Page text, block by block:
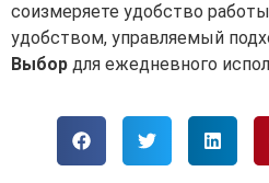
соизмеряете удобство
удобством, управляемый
Выбор для ежедневного